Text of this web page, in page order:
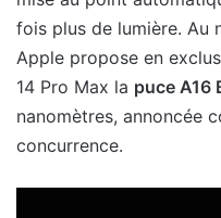
fois plus de lumière. Au
Apple propose en
14 Pro Max la puce A16
nanomètres, annoncée
concurrence.